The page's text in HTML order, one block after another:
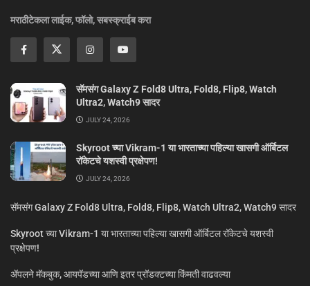
मराठीटेकला लाईक, फॉलो, सबस्क्राईब करा
सॅमसंग Galaxy Z Fold8 Ultra, Fold8, Flip8, Watch
Ultra2, Watch9 सादर
JULY 24, 2026
Skyroot च्या Vikram-1 या भारताच्या पहिल्या खासगी ऑर्बिटल
रॉकेटचे यशस्वी प्रक्षेपण!
JULY 24, 2026
सॅमसंग Galaxy Z Fold8 Ultra, Fold8, Flip8, Watch Ultra2, Watch9 सादर
Skyroot च्या Vikram-1 या भारताच्या पहिल्या खासगी ऑर्बिटल रॉकेटचे यशस्वी
प्रक्षेपण!
ॲपलने मॅकबुक, आयपॅडच्या आणि इतर प्रॉडक्टच्या किंमती वाढवल्या